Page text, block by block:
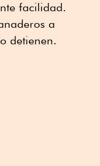
facilidad.
a
detienen.